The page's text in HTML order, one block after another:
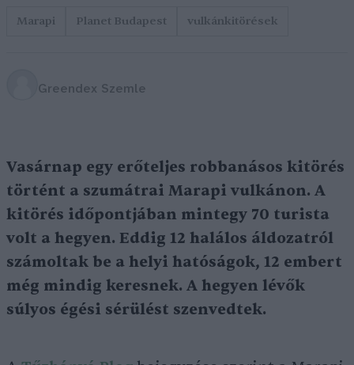
Marapi Planet Budapest vulkánkitörések
Greendex Szemle
Vasárnap egy erőteljes robbanásos kitörés
történt a szumátrai Marapi vulkánon. A
kitörés időpontjában mintegy 70 turista
volt a hegyen. Eddig 12 halálos áldozatról
számoltak be a helyi hatóságok, 12 embert
még mindig keresnek. A hegyen lévők
súlyos égési sérülést szenvedtek.